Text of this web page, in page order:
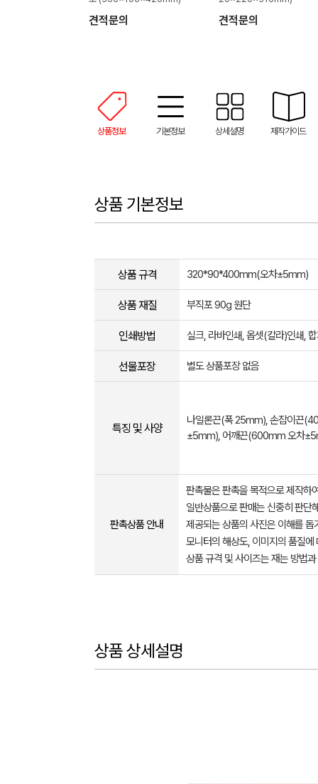
견적문의 견적문의
상품정보 기본정보 상세설명 제작가이드
상품 기본정보
상품 규격 320*90*400mm(오차±5mm)
상품 재질 부직포 90g 원단
인쇄방법 실크, 라바인쇄, 옵셋(칼라)인쇄,
선물포장 별도 상품포장 없음
특징 및 사양
나일론끈(폭 25mm), 손잡이끈
±5mm), 어깨끈(600mm 오차
판촉상품 안내
판촉물은 판촉을 목적으로 제작하
일반상품으로 판매는 신중히 판단
제공되는 상품의 사진은 이해를
모니터의 해상도, 이미지의 품질
상품 규격 및 사이즈는 재는 방법
상품 상세설명